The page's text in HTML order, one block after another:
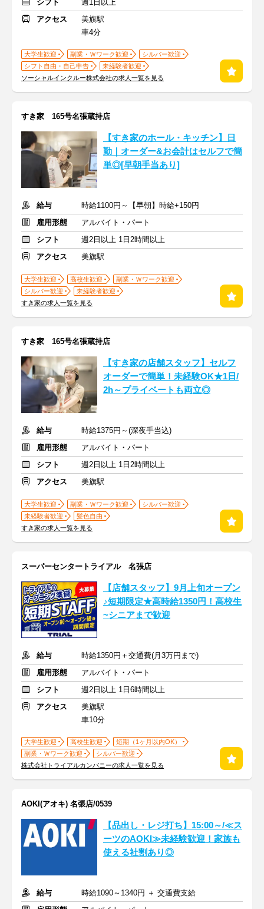
シフト
週1日以上
アクセス
美旗駅
車4分
大学生歓迎 副業・Ｗワーク歓迎
シルバー歓迎
シフト自由・自己申告
未経験者歓迎
ソーシャルインクルー株式会社の求人一覧を見る
すき家 165号名張蔵持店
【すき家のホール・キッチン】日
勤｜オーダー&お会計はセルフで簡
単◎[早朝手当あり]
給与
時給1100円～【早朝】時給+150円
雇用形態
アルバイト・パート
シフト
週2日以上 1日2時間以上
アクセス
美旗駅
大学生歓迎 高校生歓迎
副業・Ｗワーク歓迎
シルバー歓迎
未経験者歓迎
すき家の求人一覧を見る
すき家 165号名張蔵持店
【すき家の店舗スタッフ】セルフ
オーダーで簡単！未経験OK★1日/
2h～プライベートも両立◎
給与
時給1375円～(深夜手当込)
雇用形態
アルバイト・パート
シフト
週2日以上 1日2時間以上
アクセス
美旗駅
大学生歓迎 副業・Ｗワーク歓迎
シルバー歓迎
未経験者歓迎
髪色自由
すき家の求人一覧を見る
スーパーセンタートライアル 名張店
【店舗スタッフ】9月上旬オープン
♪短期限定★高時給1350円！高校生
~シニアまで歓迎
給与
時給1350円＋交通費(月3万円まで)
雇用形態
アルバイト・パート
シフト
週2日以上 1日6時間以上
アクセス
美旗駅
車10分
大学生歓迎 高校生歓迎
短期（1ヶ月以内OK）
副業・Ｗワーク歓迎
シルバー歓迎
株式会社トライアルカンパニーの求人一覧を見る
AOKI(アオキ) 名張店/0539
【品出し・レジ打ち】15:00～/≪ス
ーツのAOKI≫未経験歓迎！家族も
使える社割あり◎
給与
時給1090～1340円 ＋ 交通費支給